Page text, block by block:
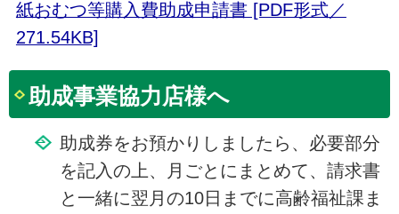
紙おむつ等購入費助成申請書 [PDF形式／
271.54KB]
助成事業協力店様へ
助成券をお預かりしましたら、必要部分
を記入の上、月ごとにまとめて、請求書
と一緒に翌月の10日までに高齢福祉課ま